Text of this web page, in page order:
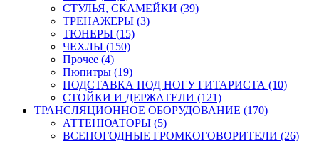
СТУЛЬЯ, СКАМЕЙКИ (39)
ТРЕНАЖЕРЫ (3)
ТЮНЕРЫ (15)
ЧЕХЛЫ (150)
Прочее (4)
Пюпитры (19)
ПОДСТАВКА ПОД НОГУ ГИТАРИСТА (10)
СТОЙКИ И ДЕРЖАТЕЛИ (121)
ТРАНСЛЯЦИОННОЕ ОБОРУДОВАНИЕ (170)
АТТЕНЮАТОРЫ (5)
ВСЕПОГОДНЫЕ ГРОМКОГОВОРИТЕЛИ (26)